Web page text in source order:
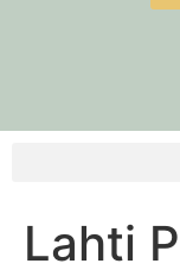
Lahti